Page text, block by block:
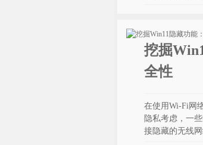
挖掘
全性
在使用Wi-Fi网
隐私考虑，一
接隐藏的无线